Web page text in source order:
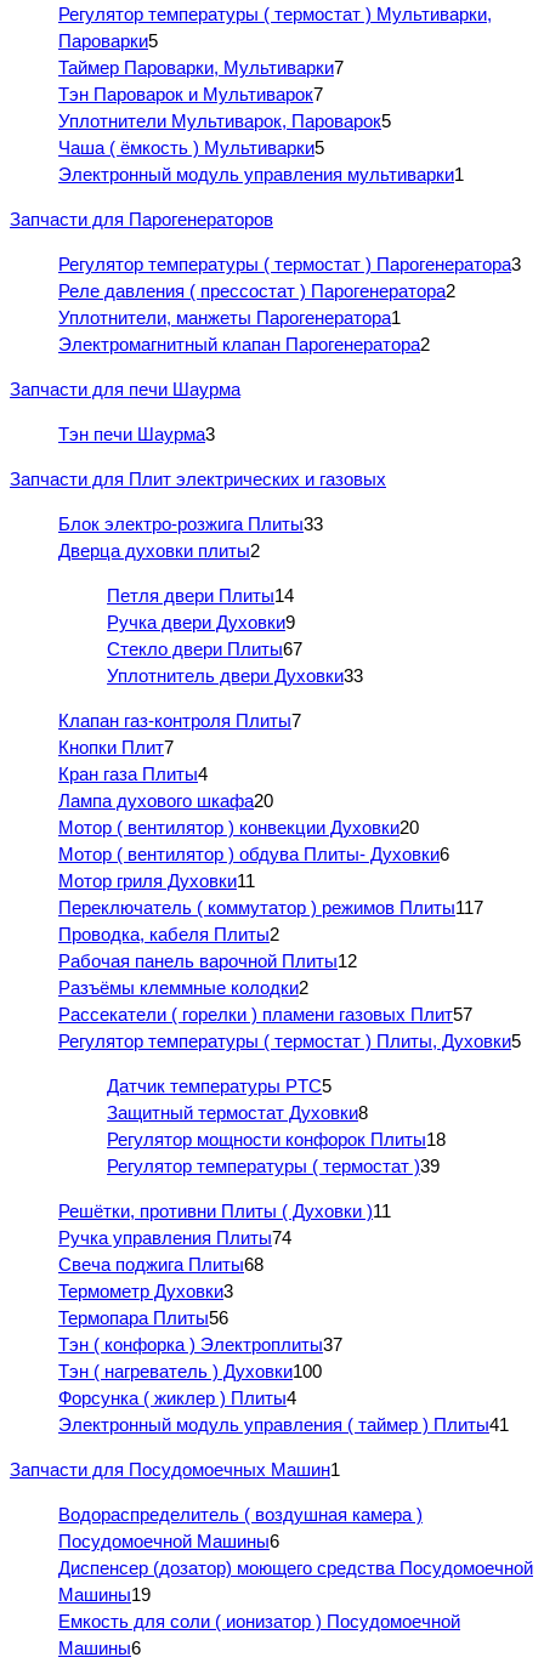
Регулятор температуры ( термостат ) Мультиварки,
Пароварки5
Таймер Пароварки, Мультиварки7
Тэн Пароварок и Мультиварок7
Уплотнители Мультиварок, Пароварок5
Чаша ( ёмкость ) Мультиварки5
Электронный модуль управления мультиварки1
Запчасти для Парогенераторов
Регулятор температуры ( термостат ) Парогенератора3
Реле давления ( прессостат ) Парогенератора2
Уплотнители, манжеты Парогенератора1
Электромагнитный клапан Парогенератора2
Запчасти для печи Шаурма
Тэн печи Шаурма3
Запчасти для Плит электрических и газовых
Блок электро-розжига Плиты33
Дверца духовки плиты2
Петля двери Плиты14
Ручка двери Духовки9
Стекло двери Плиты67
Уплотнитель двери Духовки33
Клапан газ-контроля Плиты7
Кнопки Плит7
Кран газа Плиты4
Лампа духового шкафа20
Мотор ( вентилятор ) конвекции Духовки20
Мотор ( вентилятор ) обдува Плиты- Духовки6
Мотор гриля Духовки11
Переключатель ( коммутатор ) режимов Плиты117
Проводка, кабеля Плиты2
Рабочая панель варочной Плиты12
Разъёмы клеммные колодки2
Рассекатели ( горелки ) пламени газовых Плит57
Регулятор температуры ( термостат ) Плиты, Духовки5
Датчик температуры PTC5
Защитный термостат Духовки8
Регулятор мощности конфорок Плиты18
Регулятор температуры ( термостат )39
Решётки, противни Плиты ( Духовки )11
Ручка управления Плиты74
Свеча поджига Плиты68
Термометр Духовки3
Термопара Плиты56
Тэн ( конфорка ) Электроплиты37
Тэн ( нагреватель ) Духовки100
Форсунка ( жиклер ) Плиты4
Электронный модуль управления ( таймер ) Плиты41
Запчасти для Посудомоечных Машин1
Водораспределитель ( воздушная камера )
Посудомоечной Машины6
Диспенсер (дозатор) моющего средства Посудомоечной
Машины19
Емкость для соли ( ионизатор ) Посудомоечной
Машины6